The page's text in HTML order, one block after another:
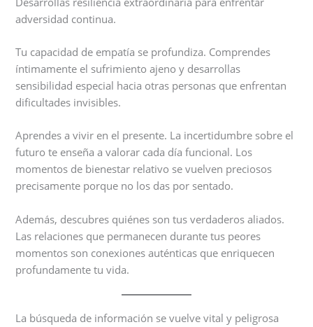
adversidad continua.
Tu capacidad de empatía se profundiza. Comprendes
íntimamente el sufrimiento ajeno y desarrollas
sensibilidad especial hacia otras personas que enfrentan
dificultades invisibles.
Aprendes a vivir en el presente. La incertidumbre sobre el
futuro te enseña a valorar cada día funcional. Los
momentos de bienestar relativo se vuelven preciosos
precisamente porque no los das por sentado.
Además, descubres quiénes son tus verdaderos aliados.
Las relaciones que permanecen durante tus peores
momentos son conexiones auténticas que enriquecen
profundamente tu vida.
La búsqueda de información se vuelve vital y peligrosa